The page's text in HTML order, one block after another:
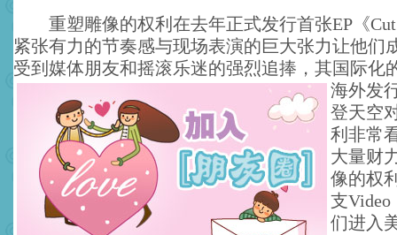
重塑雕像的权利在去年正式发行首张EP《
紧张有力的节奏感与现场表演的巨大张力让他们
受到媒体朋友和摇滚乐迷的强烈追捧，其国际化
海外发
登天空
利非常
大量财
像的权
支Video
们进入